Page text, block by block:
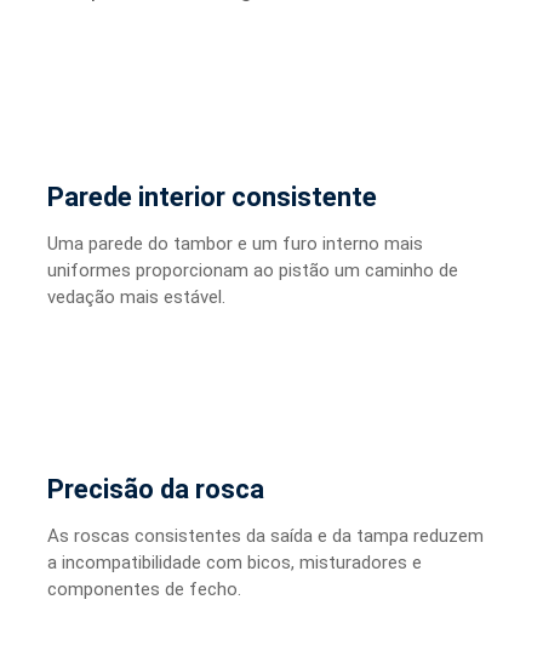
Parede interior consistente
Uma parede do tambor e um furo interno mais
uniformes proporcionam ao pistão um caminho de
vedação mais estável.
Precisão da rosca
As roscas consistentes da saída e da tampa reduzem
a incompatibilidade com bicos, misturadores e
componentes de fecho.